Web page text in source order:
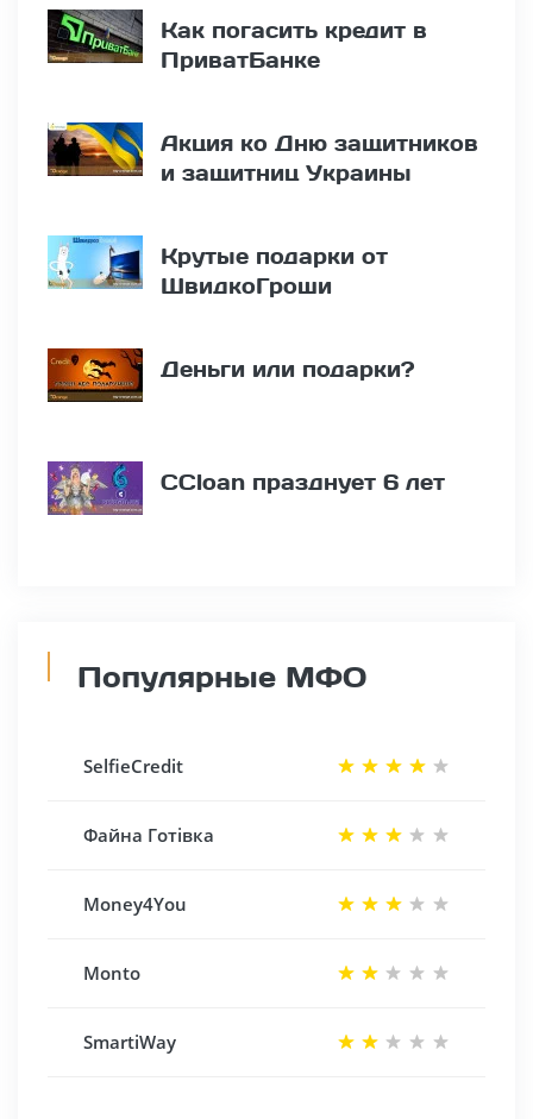
Как погасить кредит в
ПриватБанке
Акция ко Дню защитников
и защитниц Украины
Крутые подарки от
ШвидкоГроши
Деньги или подарки?
CCloan празднует 6 лет
Популярные МФО
SelfieCredit
Файна Готівка
Money4You
Monto
SmartiWay